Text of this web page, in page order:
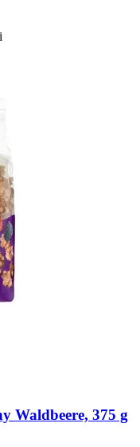
Waldbeere, 375 g